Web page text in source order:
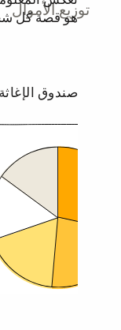
توزيع الأموال
هو قصة كل
صندوق